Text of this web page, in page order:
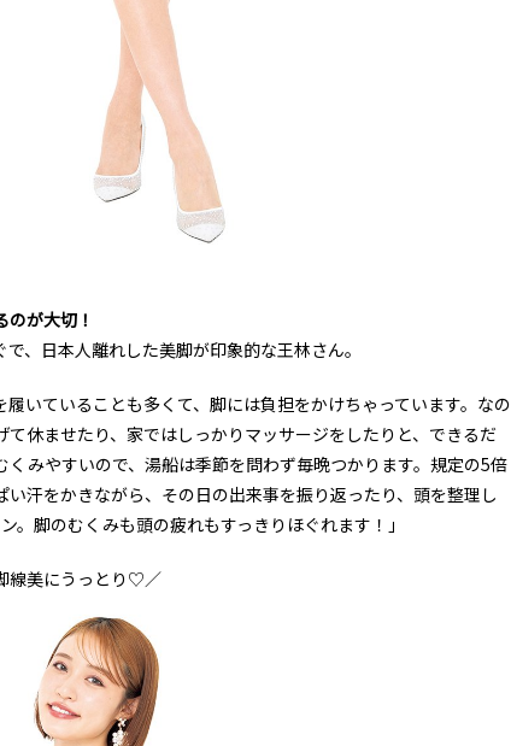
が大切！
、日本人離れした美脚が印象的な王林さん。
履いていることも多くて、脚には負担をかけちゃっています。なの
休ませたり、家ではしっかりマッサージをしたりと、できるだ
くみやすいので、湯船は季節を問わず毎晩つかります。規定の5倍
い汗をかきながら、その日の出来事を振り返ったり、頭を整理し
。脚のむくみも頭の疲れもすっきりほぐれます！」
線美にうっとり♡／